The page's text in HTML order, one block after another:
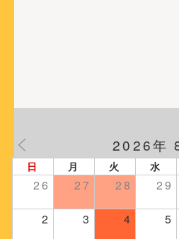
2026年
日 月 火 水
26 27 28 29
2 3 4 5